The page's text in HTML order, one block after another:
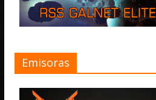
Emisoras